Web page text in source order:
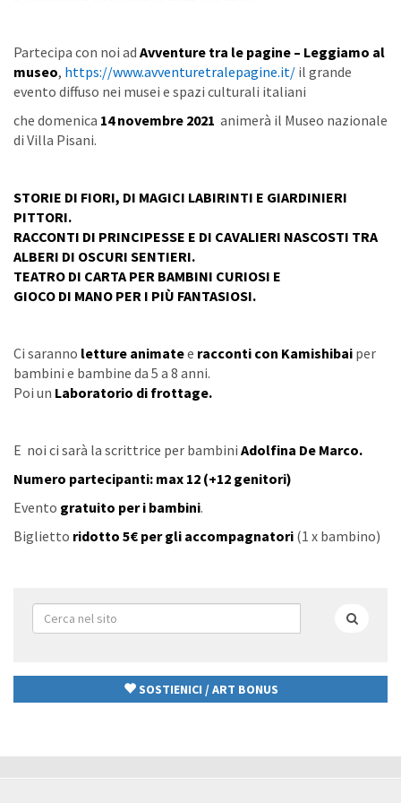
Partecipa con noi ad Avventure tra le pagine – Leggiamo al
museo, https://www.avventuretralepagine.it/ il grande
evento diffuso nei musei e spazi culturali italiani
che domenica 14 novembre 2021 animerà il Museo nazionale
di Villa Pisani.
STORIE DI FIORI, DI MAGICI LABIRINTI E GIARDINIERI
PITTORI.
RACCONTI DI PRINCIPESSE E DI CAVALIERI NASCOSTI TRA
ALBERI DI OSCURI SENTIERI.
TEATRO DI CARTA PER BAMBINI CURIOSI E
GIOCO DI MANO PER I PIÙ FANTASIOSI.
Ci saranno letture animatee racconti con Kamishibai per
bambini e bambine da 5 a 8 anni.
Poi un Laboratorio di frottage.
E noi ci sarà la scrittrice per bambini Adolfina De Marco.
Numero partecipanti: max 12 (+12 genitori)
Evento gratuito per i bambini.
Biglietto ridotto 5€ per gli accompagnatori (1 x bambino)
Form
di
SOSTIENICI / ART BONUS